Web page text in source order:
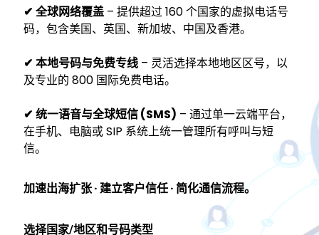
✔ 全球网络覆盖 – 提供超过 160 个国家的虚拟电话号
码，包含美国、英国、新加坡、中国及香港。
✔ 本地号码与免费专线 – 灵活选择本地地区区号，以
及专业的 800 国际免费电话。
✔ 统一语音与全球短信 (SMS) – 通过单一云端平台，
在手机、电脑或 SIP 系统上统一管理所有呼叫与短
信。
加速出海扩张 · 建立客户信任 · 简化通信流程。
选择国家/地区和号码类型